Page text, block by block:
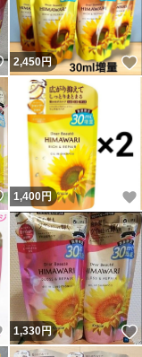
いいね！
2,450円
いいね！
1,400円
いいね！
1,330円